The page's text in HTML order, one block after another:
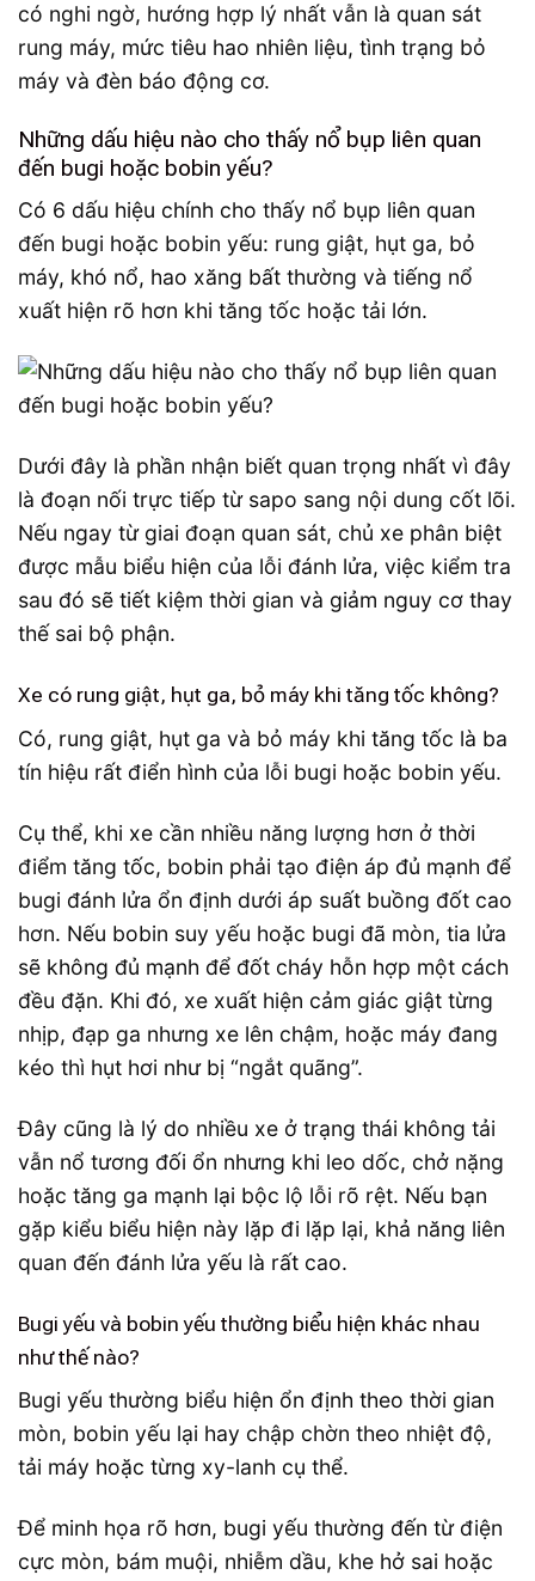
có nghi ngờ, hướng hợp lý nhất vẫn là quan sát
rung máy, mức tiêu hao nhiên liệu, tình trạng bỏ
máy và đèn báo động cơ.
Những dấu hiệu nào cho thấy nổ bụp liên quan
đến bugi hoặc bobin yếu?
Có 6 dấu hiệu chính cho thấy nổ bụp liên quan
đến bugi hoặc bobin yếu: rung giật, hụt ga, bỏ
máy, khó nổ, hao xăng bất thường và tiếng nổ
xuất hiện rõ hơn khi tăng tốc hoặc tải lớn.
Dưới đây là phần nhận biết quan trọng nhất vì đây
là đoạn nối trực tiếp từ sapo sang nội dung cốt lõi.
Nếu ngay từ giai đoạn quan sát, chủ xe phân biệt
được mẫu biểu hiện của lỗi đánh lửa, việc kiểm tra
sau đó sẽ tiết kiệm thời gian và giảm nguy cơ thay
thế sai bộ phận.
Xe có rung giật, hụt ga, bỏ máy khi tăng tốc không?
Có, rung giật, hụt ga và bỏ máy khi tăng tốc là ba
tín hiệu rất điển hình của lỗi bugi hoặc bobin yếu.
Cụ thể, khi xe cần nhiều năng lượng hơn ở thời
điểm tăng tốc, bobin phải tạo điện áp đủ mạnh để
bugi đánh lửa ổn định dưới áp suất buồng đốt cao
hơn. Nếu bobin suy yếu hoặc bugi đã mòn, tia lửa
sẽ không đủ mạnh để đốt cháy hỗn hợp một cách
đều đặn. Khi đó, xe xuất hiện cảm giác giật từng
nhịp, đạp ga nhưng xe lên chậm, hoặc máy đang
kéo thì hụt hơi như bị “ngắt quãng”.
Đây cũng là lý do nhiều xe ở trạng thái không tải
vẫn nổ tương đối ổn nhưng khi leo dốc, chở nặng
hoặc tăng ga mạnh lại bộc lộ lỗi rõ rệt. Nếu bạn
gặp kiểu biểu hiện này lặp đi lặp lại, khả năng liên
quan đến đánh lửa yếu là rất cao.
Bugi yếu và bobin yếu thường biểu hiện khác nhau
như thế nào?
Bugi yếu thường biểu hiện ổn định theo thời gian
mòn, bobin yếu lại hay chập chờn theo nhiệt độ,
tải máy hoặc từng xy-lanh cụ thể.
Để minh họa rõ hơn, bugi yếu thường đến từ điện
cực mòn, bám muội, nhiễm dầu, khe hở sai hoặc